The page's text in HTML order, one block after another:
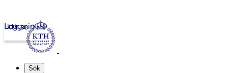
kth.se
Logga in
Sök